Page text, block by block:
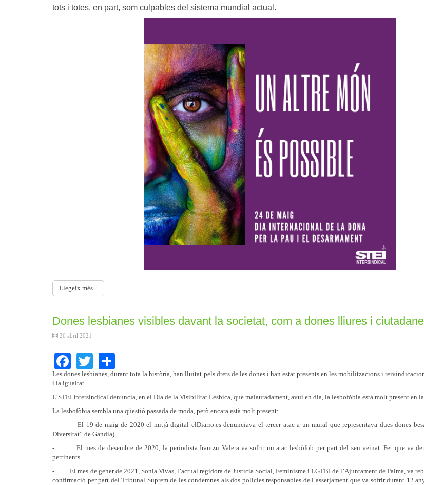
tots i totes, en part, som culpables del sistema mundial actual.
Llegeix més...
Dones lesbianes visibles davant la societat, com a dones lliures i
26 abril 2021
Facebook
Twitter
Les dones lesbianes, durant tota la història, han lluitat pels drets de les dones i han estat presents en les mobilitzacions i
i la igualtat
L’STEI Intersindical denuncia, en el Dia de la Visibilitat Lèsbica, que malauradament, avui en dia, la lesbofòbia està molt present en
La lesbofòbia sembla una qüestió passada de moda, però encara està molt present:
- El 19 de maig de 2020 el mitjà digital elDiario.es denunciava el tercer atac a un mural que representava dues dones
Diversitat” de Gandia).
- El mes de desembre de 2020, la periodista Irantzu Valera va sofrir un atac lesbòfob per part del seu veïnat. Fet que va
pertinents.
- El mes de gener de 2021, Sonia Vivas, l’actual regidora de Justícia Social, Feminisme i LGTBI de l’Ajuntament de Palma, va
confirmació per part del Tribunal Suprem de les condemnes als dos policies responsables de l’assetjament que va sofrir durant 12